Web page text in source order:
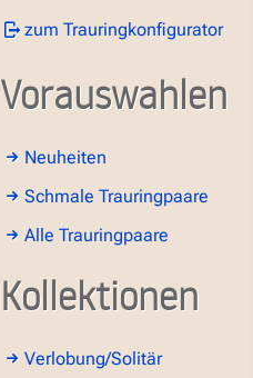
zum Trauringkonfigurator
Vorauswahlen
Neuheiten
Schmale Trauringpaare
Alle Trauringpaare
Kollektionen
Verlobung/Solitär